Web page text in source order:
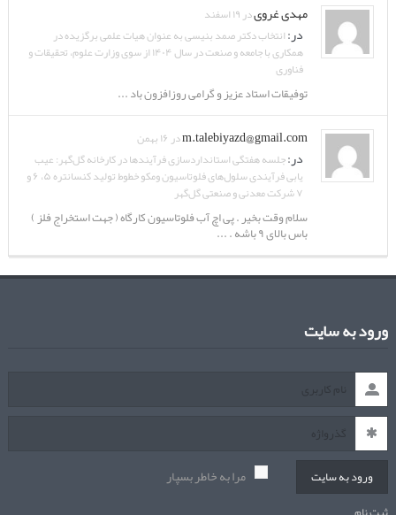
مهدی غرویدر ۱۹ اسفند
در:انتخاب دکتر صمد بنیسی به عنوان هیات علمی برگزیده در
همکاری با جامعه و صنعت در سال ۱۴۰۴ از سوی وزارت علوم، تحقیقات و
فناوری
توفیقات استاد عزیز و گرامی روزافزون باد ...
m.talebiyazd@gmail.comدر ۱۶ بهمن
در:جلسه هفتگی استانداردسازی فرآیندها در کارخانه گل‌گهر: عیب
یابی فرآیندی سلول‌های فلوتاسیون ومکو خطوط تولید کنسانتره ۵، ۶ و
۷ شرکت معدنی و صنعتی گل‌گهر
سلام وقت بخیر . پی اچ آب فلوتاسیون کارگاه ( جهت استخراج فلز )
باس بالای ۹ باشه . ...
ورود به سایت
ورود به سایت مرا به خاطر بسپار